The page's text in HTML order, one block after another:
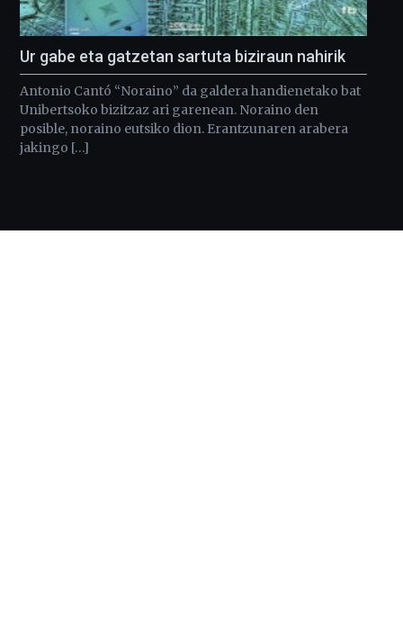
Ur gabe eta gatzetan sartuta biziraun nahirik
Antonio Cantó “Noraino” da galdera handienetako bat
Unibertsoko bizitzaz ari garenean. Noraino den
posible, noraino eutsiko dion. Erantzunaren arabera
jakingo […]